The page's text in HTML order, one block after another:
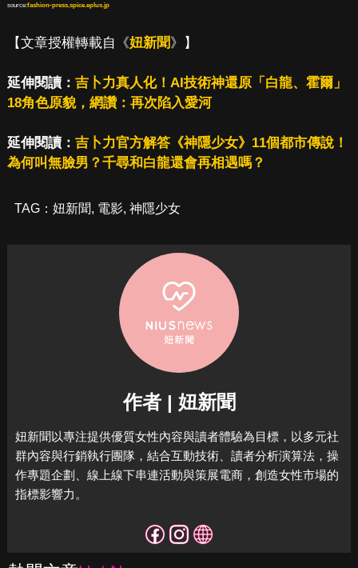
source:fashion-press,spice.eplus.jp
【文章授權轉載自《妞新聞》】
延伸閱讀： 吉卜力真人化！AI技術神還原「白龍、霍爾」
18角色原貌，網讚：再次陷入愛河
延伸閱讀： 吉卜力官方解答《神隱少女》11個都市傳說！
為何叫無臉男？千尋和白龍還會再相遇嗎？
TAG： 妞新聞, 電影, 神隱少女
作者 | 妞新聞
妞新聞以專注提供優質女性內容與讀者體驗為目標， 以多元社
群內容與行銷執行團隊，結合互動技術、讀者分析演算法， 操
作專題企劃、線上線下串連活動與策展電商， 創造女性市場的
指標影響力。